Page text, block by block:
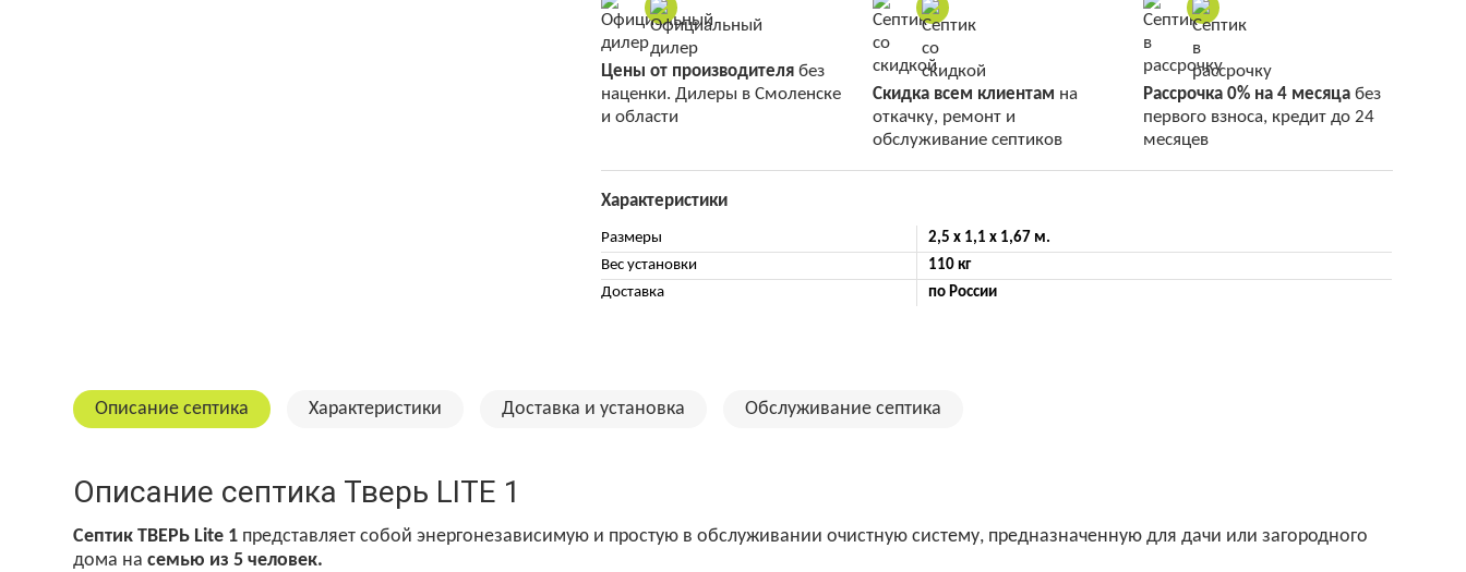
Цены от производителя без
наценки. Дилеры в Смоленске
и области
Скидка всем клиентам на
откачку, ремонт и
обслуживание септиков
Рассрочка 0% на 4 месяца без
первого взноса, кредит до 24
месяцев
Характеристики
Размеры
2,5 х 1,1 х 1,67 м.
Вес установки
110 кг
Доставка
по России
Описание септика Характеристики Доставка и установка Обслуживание септика
Описание септика Тверь LITE 1
Септик ТВЕРЬ Lite 1 представляет собой энергонезависимую и простую в обслуживании очистную систему, предназначенную для дачи или загородного
дома на семью из 5 человек.